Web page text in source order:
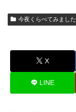
今夜くらべてみました
X
LINE